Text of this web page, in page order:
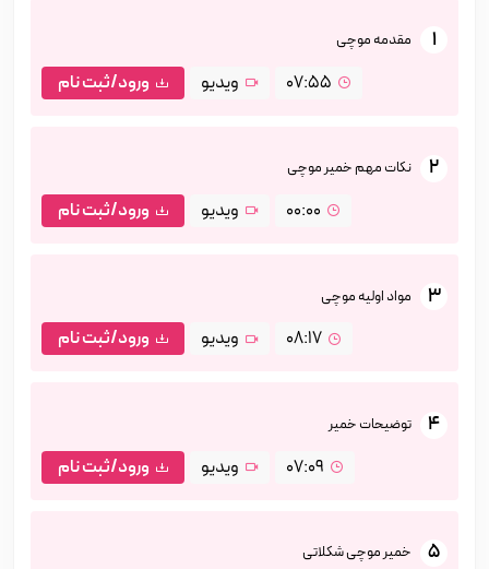
1 مقدمه موچی
07:55 ویدیو ورود/ثبت نام
2 نکات مهم خمیر موچی
00:00 ویدیو ورود/ثبت نام
3 مواد اولیه موچی
08:17 ویدیو ورود/ثبت نام
4 توضیحات خمیر
07:09 ویدیو ورود/ثبت نام
5 خمیر موچی شکلاتی